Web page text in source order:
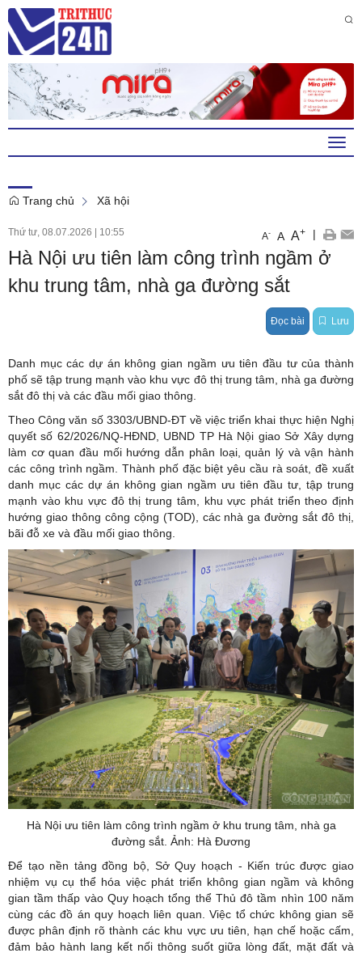
Trang chủ Xã hội
Thứ tư, 08.07.2026 | 10:55 A- A A+ |
Hà Nội ưu tiên làm công trình ngầm ở
khu trung tâm, nhà ga đường sắt
Đọc bài Lưu
Danh mục các dự án không gian ngầm ưu tiên đầu tư của thành
phố sẽ tập trung mạnh vào khu vực đô thị trung tâm, nhà ga đường
sắt đô thị và các đầu mối giao thông.
Theo Công văn số 3303/UBND-ĐT về việc triển khai thực hiện Nghị
quyết số 62/2026/NQ-HĐND, UBND TP Hà Nội giao Sở Xây dựng
làm cơ quan đầu mối hướng dẫn phân loại, quản lý và vận hành
các công trình ngầm. Thành phố đặc biệt yêu cầu rà soát, đề xuất
danh mục các dự án không gian ngầm ưu tiên đầu tư, tập trung
mạnh vào khu vực đô thị trung tâm, khu vực phát triển theo định
hướng giao thông công cộng (TOD), các nhà ga đường sắt đô thị,
bãi đỗ xe và đầu mối giao thông.
Hà Nội ưu tiên làm công trình ngầm ở khu trung tâm, nhà ga
đường sắt. Ảnh: Hà Đương
Để tạo nền tảng đồng bộ, Sở Quy hoạch - Kiến trúc được giao
nhiệm vụ cụ thể hóa việc phát triển không gian ngầm và không
gian tầm thấp vào Quy hoạch tổng thể Thủ đô tầm nhìn 100 năm
cùng các đồ án quy hoạch liên quan. Việc tổ chức không gian sẽ
được phân định rõ thành các khu vực ưu tiên, hạn chế hoặc cấm,
đảm bảo hành lang kết nối thông suốt giữa lòng đất, mặt đất và